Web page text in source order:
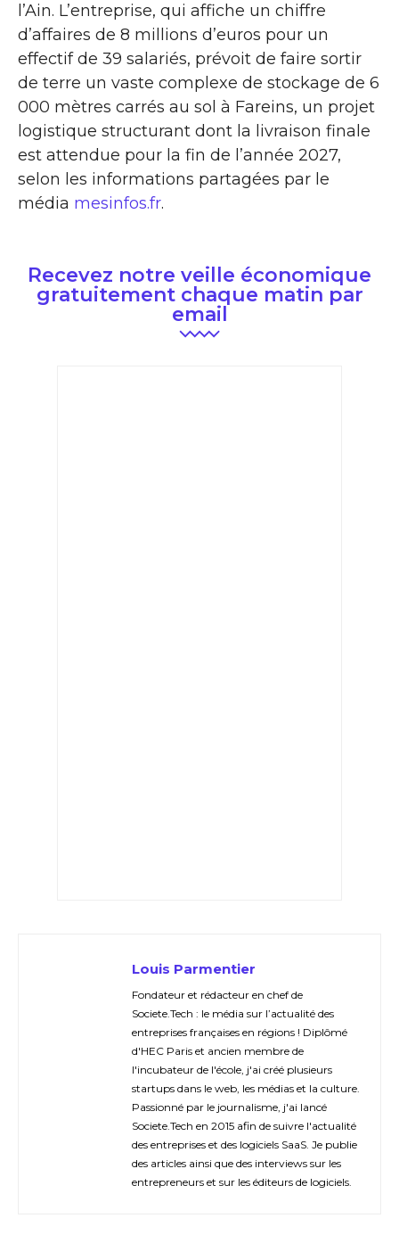
l’Ain. L’entreprise, qui affiche un chiffre
d’affaires de 8 millions d’euros pour un
effectif de 39 salariés, prévoit de faire sortir
de terre un vaste complexe de stockage de 6
000 mètres carrés au sol à Fareins, un projet
logistique structurant dont la livraison finale
est attendue pour la fin de l’année 2027,
selon les informations partagées par le
média mesinfos.fr.
Recevez notre veille économique
gratuitement chaque matin par
email
Louis Parmentier
Fondateur et rédacteur en chef de
Societe.Tech : le média sur l’actualité des
entreprises françaises en régions ! Diplômé
d'HEC Paris et ancien membre de
l'incubateur de l'école, j'ai créé plusieurs
startups dans le web, les médias et la culture.
Passionné par le journalisme, j'ai lancé
Societe.Tech en 2015 afin de suivre l'actualité
des entreprises et des logiciels SaaS. Je publie
des articles ainsi que des interviews sur les
entrepreneurs et sur les éditeurs de logiciels.